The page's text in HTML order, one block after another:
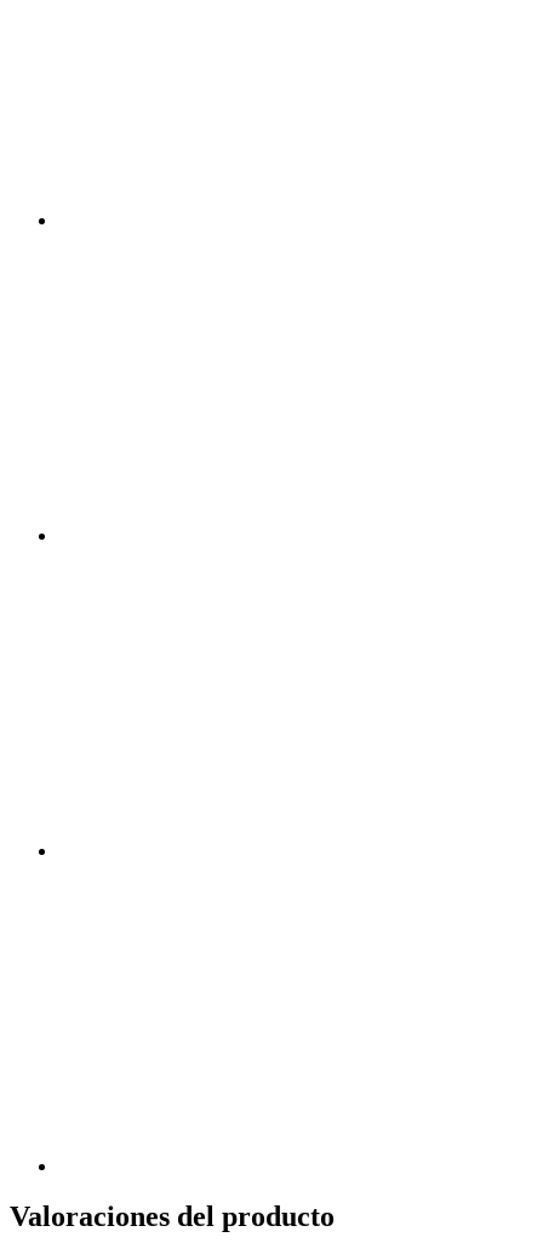
Valoraciones del producto